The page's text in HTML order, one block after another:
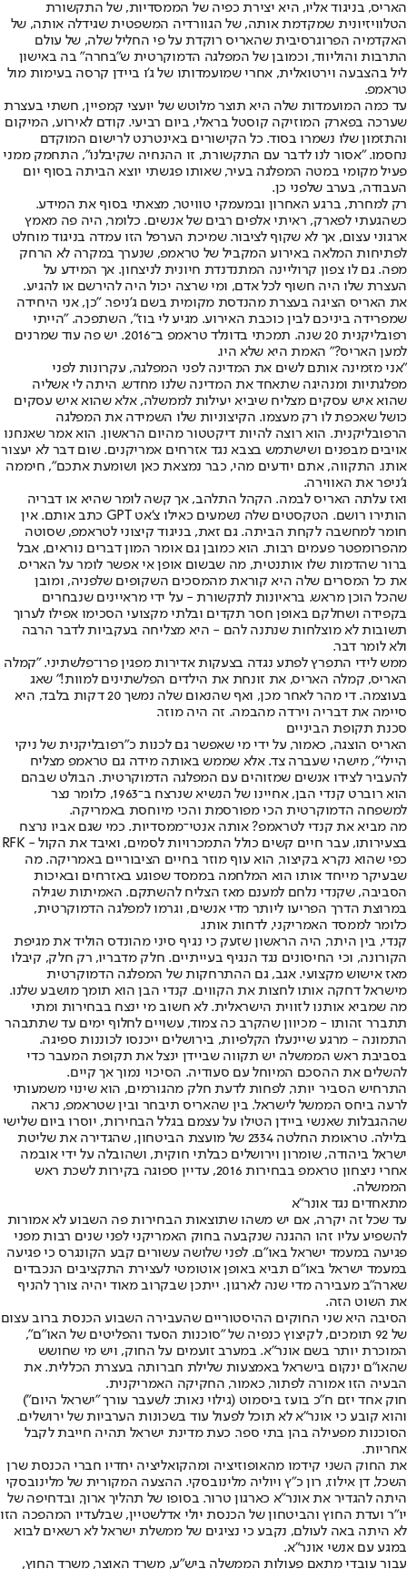
האריס, בניגוד אליו, היא יצירת כפיה של הממסדיות, של התקשורת
הטלוויזיונית שמקדמת אותה, של הגוורדיה המשפטית שגידלה אותה, של
האקדמיה הפרוגרסיבית שהאריס רוקדת על פי החליל שלה, של עולם
התרבות והוליווד, וכמובן של המפלגה הדמוקרטית ש"בחרה" בה באישון
ליל בהצבעה וירטואלית, אחרי שמועמדותו של ג'ו ביידן קרסה בעימות מול
טראמפ.
עד כמה המועמדות שלה היא תוצר מלוטש של יועצי קמפיין, חשתי בעצרת
שערכה בפארק המוזיקה קוסטל בראלי, ביום רביעי. קודם לאירוע, המיקום
והתזמון שלו נשמרו בסוד. כל הקישורים באינטרנט לרישום המוקדם
נחסמו. "אסור לנו לדבר עם התקשורת, זו ההנחיה שקיבלנו", התחמק ממני
פעיל מקומי במטה המפלגה בעיר, שאותו פגשתי יוצא הביתה בסוף יום
העבודה, בערב שלפני כן.
רק למחרת, ברגע האחרון ובמעמקי טוויטר, מצאתי בסוף את המידע.
כשהגעתי לפארק, ראיתי אלפים רבים של אנשים. כלומר, היה פה מאמץ
ארגוני עצום, אך לא שקוף לציבור. שמיכת הערפל הזו עמדה בניגוד מוחלט
לפתיחות המלאה באירוע המקביל של טראמפ, שנערך במקרה לא הרחק
מפה. גם לו צפון קרוליינה המתנדנדת חיונית לניצחון. אך המידע על
העצרת שלו היה חשוף לכל אדם, ומי שרצה יכול היה להירשם או להגיע.
את האריס הציגה בעצרת מהנדסת מקומית בשם ג'ניפר. "כן, אני היחידה
שמפרידה ביניכם לבין כוכבת האירוע. מגיע לי בוז", השתפכה. "הייתי
רפובליקנית 20 שנה. תמכתי בדונלד טראמפ ב־2016. יש פה עוד שמרנים
למען האריס?" האמת היא שלא היו.
"אני מזמינה אותם לשים את המדינה לפני המפלגה, עקרונות לפני
מפלגתיות ומנהיגה שתאחד את המדינה שלנו מחדש. היתה לי אשליה
שהוא איש עסקים מצליח שיביא יעילות לממשלה, אלא שהוא איש עסקים
כושל שאכפת לו רק מעצמו. הקיצוניות שלו השמידה את המפלגה
הרפובליקנית. הוא רוצה להיות דיקטטור מהיום הראשון. הוא אמר שאנחנו
אויבים מבפנים ושישתמש בצבא נגד אזרחים אמריקנים. שום דבר לא יעצור
אותו. התקווה, אתם יודעים מהי, כבר נמצאת כאן ושומעת אתכם", חיממה
ג'ניפר את האווירה.
ואז עלתה האריס לבמה. הקהל התלהב, אך קשה לומר שהיא או דבריה
הותירו רושם. הטקסטים שלה נשמעים כאילו צ'אט GPT כתב אותם. אין
חומר למחשבה לקחת הביתה. גם זאת, בניגוד קיצוני לטראמפ, שסוטה
מהפרומפטר פעמים רבות. הוא כמובן גם אומר המון דברים נוראים, אבל
ברור שהדמות שלו אותנטית, מה שבשום אופן אי אפשר לומר על האריס.
את כל המסרים שלה היא קוראת מהמסכים השקופים שלפניה, ומובן
שהכל הוכן מראש. בראיונות לתקשורת - על ידי מראיינים שנבחרים
בקפידה ושחלקם באופן חסר תקדים ובלתי מקצועי הסכימו אפילו לערוך
תשובות לא מוצלחות שנתנה להם - היא מצליחה בעקביות לדבר הרבה
ולא לומר דבר.
ממש לידי התפרץ לפתע נגדה בצעקות אדירות מפגין פרו־פלשתיני. "קמלה
האריס, קמלה האריס, את זונחת את הילדים הפלשתינים למוות!" שאג
בעוצמה. די מהר לאחר מכן, ואף שהנאום שלה נמשך 20 דקות בלבד, היא
סיימה את דבריה וירדה מהבמה. זה היה מוזר.
סכנת תקופת הביניים
האריס הוצגה, כאמור, על ידי מי שאפשר גם לכנות כ"רפובליקנית של ניקי
היילי", מישהי שעברה צד. אלא שממש באותה מידה גם טראמפ מצליח
להעביר לצידו אנשים שמזוהים עם המפלגה הדמוקרטית. הבולט שבהם
הוא רוברט קנדי הבן, אחיינו של הנשיא שנרצח ב־1963, כלומר נצר
למשפחה הדמוקרטית הכי מפורסמת והכי מיוחסת באמריקה.
מה מביא את קנדי לטראמפ? אותה אנטי־ממסדיות. כמי שגם אביו נרצח
בצעירותו, עבר חיים קשים כולל התמכרויות לסמים, ואיבד את הקול - RFK
כפי שהוא נקרא בקיצור, הוא עוף מוזר בחיים הציבוריים באמריקה. מה
שבעיקר מייחד אותו הוא המלחמה בממסד שפוגע באזרחים ובאיכות
הסביבה, שקנדי נלחם למענם מאז הצליח להשתקם. האמיתות שגילה
במרוצת הדרך הפריעו ליותר מדי אנשים, וגרמו למפלגה הדמוקרטית,
כלומר לממסד האמריקני, לדחות אותו.
קנדי, בין היתר, היה הראשון שזעק כי נגיף סיני מהונדס הוליד את מגיפת
הקורונה, וכי החיסונים נגד הנגיף בעייתיים. חלק מדבריו, רק חלק, קיבלו
מאז אישוש מקצועי. אגב, גם ההתרחקות של המפלגה הדמוקרטית
מישראל דחקה אותו לחצות את הקווים. קנדי הבן הוא תומך מושבע שלנו.
מה שמביא אותנו לזווית הישראלית. לא חשוב מי ינצח בבחירות ומתי
תתברר זהותו - מכיוון שהקרב כה צמוד, עשויים לחלוף ימים עד שתתבהר
התמונה - מרגע שיינעלו הקלפיות, בירושלים ייכנסו לכוננות ספיגה.
בסביבת ראש הממשלה יש תקווה שביידן ינצל את תקופת המעבר כדי
להשלים את ההסכם המיוחל עם סעודיה. הסיכוי נמוך אך קיים.
התרחיש הסביר יותר, לפחות לדעת חלק מהגורמים, הוא שינוי משמעותי
לרעה ביחס הממשל לישראל. בין שהאריס תיבחר ובין שטראמפ, נראה
שההגבלות שאנשי ביידן הטילו על עצמם בגלל הבחירות, יוסרו ביום שלישי
בלילה. טראומת החלטה 2334 של מועצת הביטחון, שהגדירה את שליטת
ישראל ביהודה, שומרון וירושלים כבלתי חוקית, ושהובלה על ידי אובמה
אחרי ניצחון טראמפ בבחירות 2016, עדיין ספוגה בקירות לשכת ראש
הממשלה.
מתאחדים נגד אונר"א
עד שכל זה יקרה, אם יש משהו שתוצאות הבחירות פה השבוע לא אמורות
להשפיע עליו זהו ההגנה שנקבעה בחוק האמריקני לפני שנים רבות מפני
פגיעה במעמד ישראל באו"ם. לפני שלושה עשורים קבע הקונגרס כי פגיעה
במעמד ישראל באו"ם תביא באופן אוטומטי לעצירת התקציבים הנכבדים
שארה"ב מעבירה מדי שנה לארגון. ייתכן שבקרוב מאוד יהיה צורך להניף
את השוט הזה.
הסיבה היא שני החוקים ההיסטוריים שהעבירה השבוע הכנסת ברוב עצום
של 92 תומכים, לקיצוץ כנפיה של "סוכנות הסעד והפליטים של האו"ם",
המוכרת יותר בשם אונר"א. במערב זועמים על החוק, ויש מי שחושש
שהאו"ם ינקום בישראל באמצעות שלילת חברותה בעצרת הכללית. את
הבעיה הזו אמורה לפתור, כאמור, החקיקה האמריקנית.
חוק אחד יזם ח"כ בועז ביסמוט (גילוי נאות: לשעבר עורך "ישראל היום")
והוא קובע כי אונר"א לא תוכל לפעול עוד בשכונות הערביות של ירושלים.
הסוכנות מפעילה בהן בתי ספר. כעת מדינת ישראל תהיה חייבת לקבל
אחריות.
את החוק השני קידמו מהאופוזיציה ומהקואליציה יחדיו חברי הכנסת שרן
השכל, דן אילוז, רון כ"ץ ויוליה מלינובסקי. ההצעה המקורית של מלינובסקי
היתה להגדיר את אונר"א כארגון טרור. בסופו של תהליך ארוך, ובדחיפה של
יו"ר ועדת החוץ והביטחון של הכנסת יולי אדלשטיין, שבלעדיו המהפכה הזו
לא היתה באה לעולם, נקבע כי נציגים של ממשלת ישראל לא רשאים לבוא
במגע עם אנשי אונר"א.
עבור עובדי מתאם פעולות הממשלה ביש"ע, משרד האוצר, משרד החוץ,